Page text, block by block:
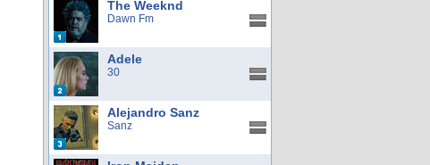
The Weeknd
Dawn Fm
Adele
30
Alejandro Sanz
Sanz